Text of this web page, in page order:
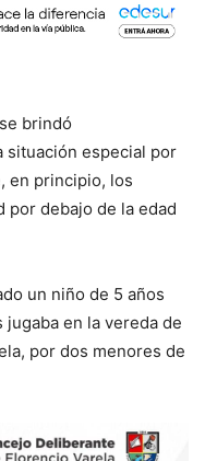
brindó
situación especial por
en principio, los
por debajo de la edad
un niño de 5 años
en la vereda de
por dos menores de